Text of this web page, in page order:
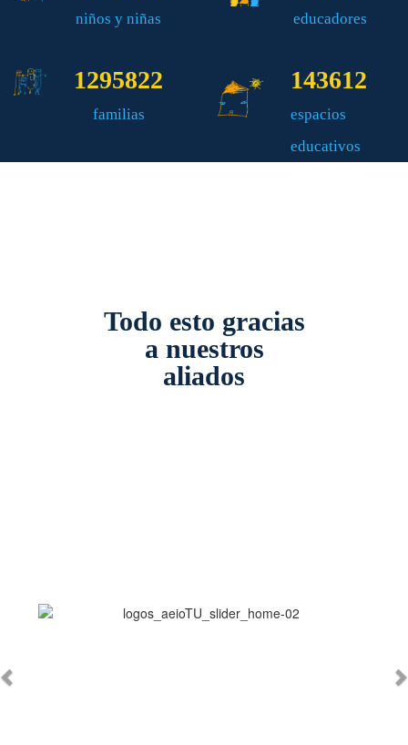
niños y niñas educadores
1295822
familias
143612
espacios
educativos
Todo esto gracias
a nuestros
aliados
Anterior